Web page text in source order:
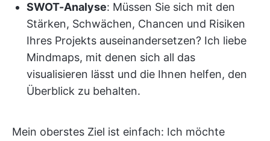
SWOT-Analyse: Müssen Sie sich mit den
Stärken, Schwächen, Chancen und Risiken
Ihres Projekts auseinandersetzen? Ich liebe
Mindmaps, mit denen sich all das
visualisieren lässt und die Ihnen helfen, den
Überblick zu behalten.
Mein oberstes Ziel ist einfach: Ich möchte